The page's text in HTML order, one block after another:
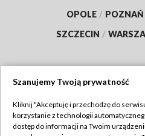
OPOLE / POZNAŃ
SZCZECIN /
Szanujemy Twoją prywatność
Kliknij "Akceptuję i przechodzę do
korzystanie z technologii
dostęp do informacji na Twoim